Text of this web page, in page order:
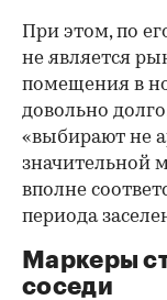
При этом, по
не является
помещения в
довольно
«выбирают не
значительной
вполне
периода
Маркеры
соседи